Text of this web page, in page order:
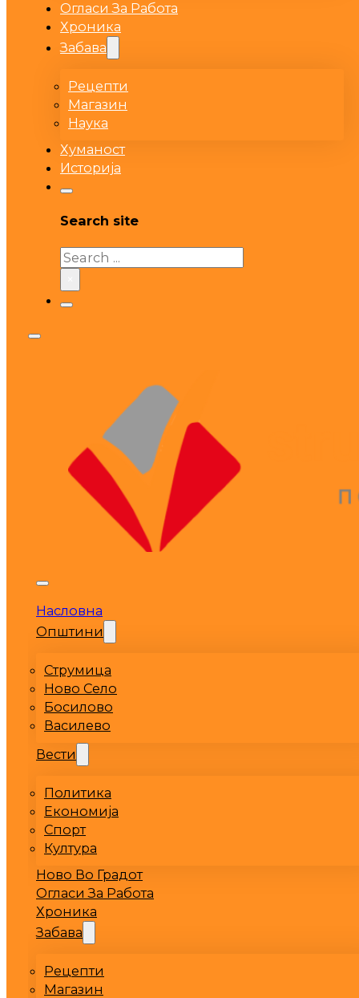
Огласи За Работа
Хроника
Забава
Рецепти
Магазин
Наука
Хуманост
Историја
Search site
Search
Насловна
Општини
Струмица
Ново Село
Босилово
Василево
Вести
Политика
Економија
Спорт
Култура
Ново Во Градот
Огласи За Работа
Хроника
Забава
Рецепти
Магазин